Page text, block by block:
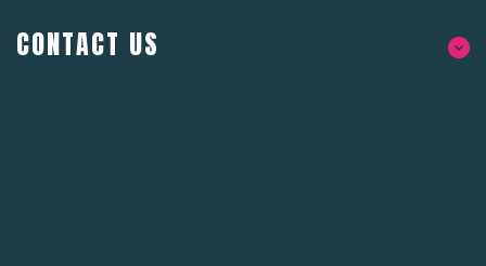
CONTACT US